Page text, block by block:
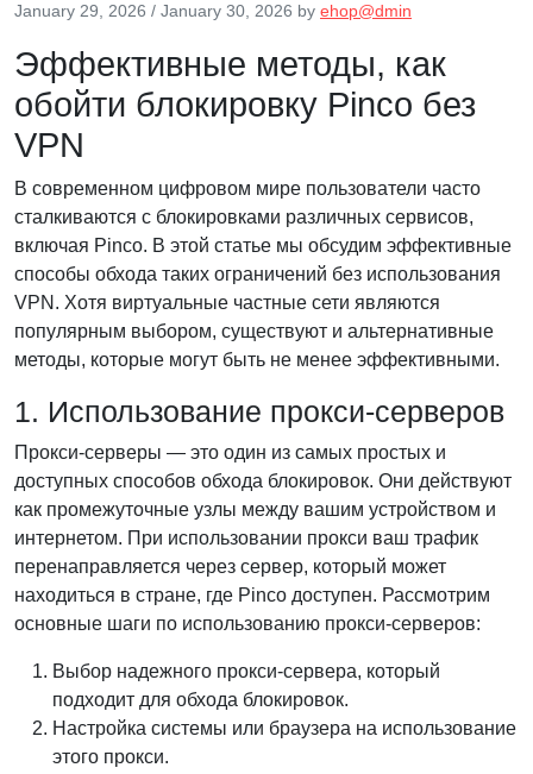
January 29, 2026 / January 30, 2026 by ehop@dmin
Эффективные методы, как
обойти блокировку Pinco без
VPN
В современном цифровом мире пользователи часто
сталкиваются с блокировками различных сервисов,
включая Pinco. В этой статье мы обсудим эффективные
способы обхода таких ограничений без использования
VPN. Хотя виртуальные частные сети являются
популярным выбором, существуют и альтернативные
методы, которые могут быть не менее эффективными.
1. Использование прокси-серверов
Прокси-серверы — это один из самых простых и
доступных способов обхода блокировок. Они действуют
как промежуточные узлы между вашим устройством и
интернетом. При использовании прокси ваш трафик
перенаправляется через сервер, который может
находиться в стране, где Pinco доступен. Рассмотрим
основные шаги по использованию прокси-серверов:
Выбор надежного прокси-сервера, который
подходит для обхода блокировок.
Настройка системы или браузера на использование
этого прокси.